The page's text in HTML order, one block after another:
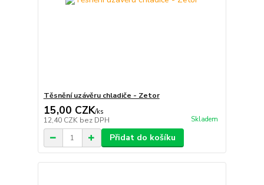
Těsnění uzávěru chladiče - Zetor
15,00 CZK/ks
12,40 CZK bez DPH Skladem
Přidat do košíku